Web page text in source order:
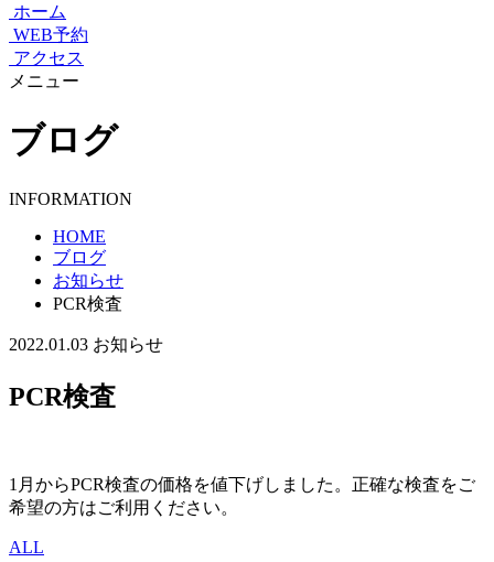
ホーム
WEB予約
アクセス
メニュー
ブログ
INFORMATION
HOME
ブログ
お知らせ
PCR検査
2022.01.03 お知らせ
PCR検査
1月からPCR検査の価格を値下げしました。正確な検査をご
希望の方はご利用ください。
ALL